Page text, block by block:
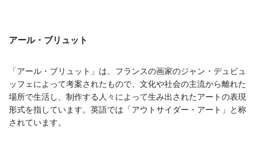
アール・ブリュット
「アール・ブリュット」は、フランスの画家のジャン・デュビュ
ッフェによって考案されたもので、文化や社会の主流から離れた
場所で生活し、制作する人々によって生み出されたアートの表現
形式を指しています。英語では「アウトサイダー・アート」と称
されています。